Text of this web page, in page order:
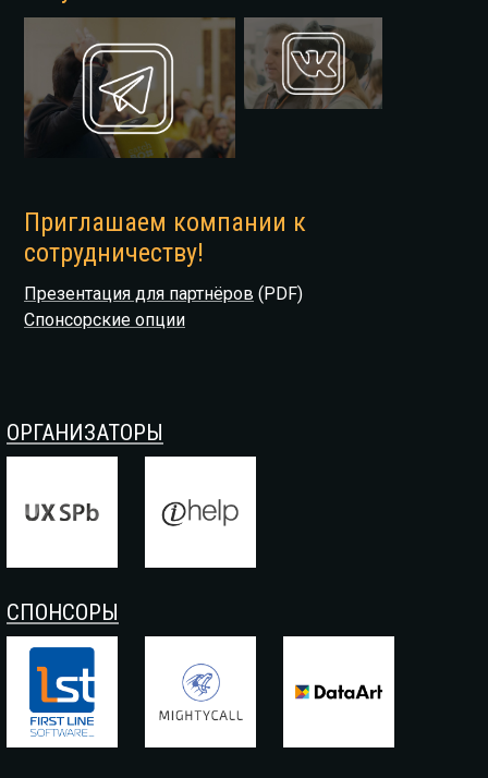
Приглашаем компании к
сотрудничеству!
Презентация для партнёров (PDF)
Спонсорские опции
ОРГАНИЗАТОРЫ
СПОНСОРЫ